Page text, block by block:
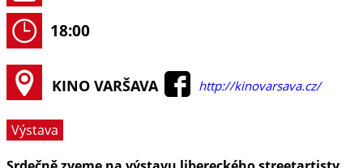
18:00
KINO VARŠAVA http://kinovarsava.cz/
Výstava